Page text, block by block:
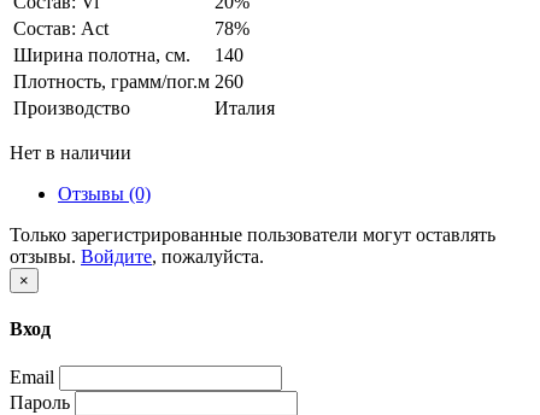
Состав: Act
78%
Ширина полотна, см.
140
Плотность, грамм/пог.м 260
Производство
Италия
Нет в наличии
Отзывы (0)
Только зарегистрированные пользователи могут оставлять
отзывы. Войдите, пожалуйста.
×
Вход
Email
Пароль